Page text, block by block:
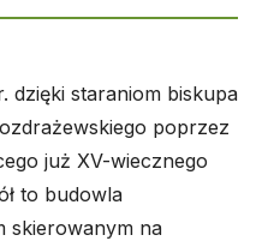
dzięki staraniom biskupa
poprzez
już XV-wiecznego
to budowla
skierowanym na